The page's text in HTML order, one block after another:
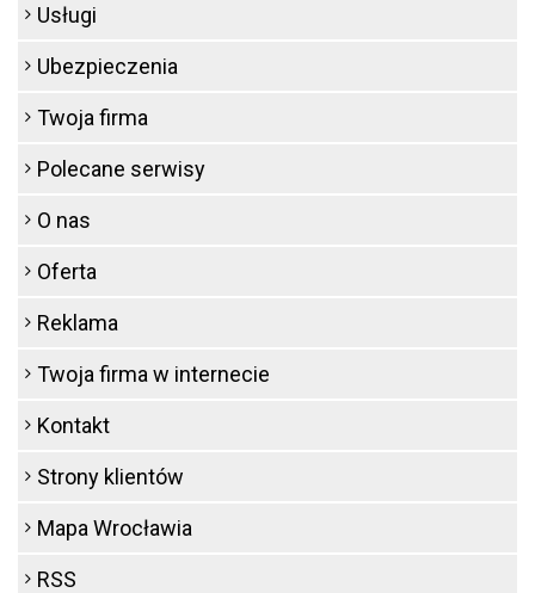
Usługi
Ubezpieczenia
Twoja firma
Polecane serwisy
O nas
Oferta
Reklama
Twoja firma w internecie
Kontakt
Strony klientów
Mapa Wrocławia
RSS